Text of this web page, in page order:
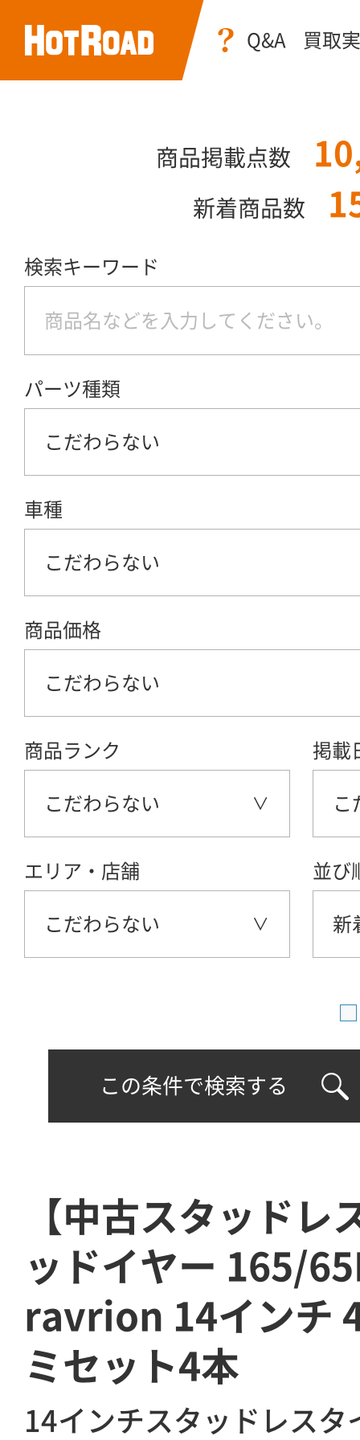
Q&A 買取
商品掲載点数
新着商品数
検索キーワード
パーツ種類
こだわらない
車種
こだわらない
商品価格
こだわらない
商品ランク
こだわらない
掲載
こ
エリア・店舗
こだわらない
並び
新
この条件で検索する
【中古スタッドレ
ッドイヤー 165/
ravrion 14インチ
ミセット4本
14インチスタッドレスタ